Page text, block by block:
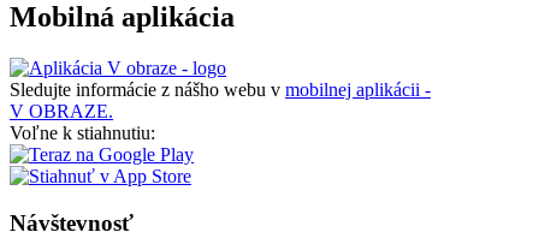
Mobilná aplikácia
Sledujte informácie z nášho webu v mobilnej aplikácii -
V OBRAZE.
Voľne k stiahnutiu:
Návštevnosť